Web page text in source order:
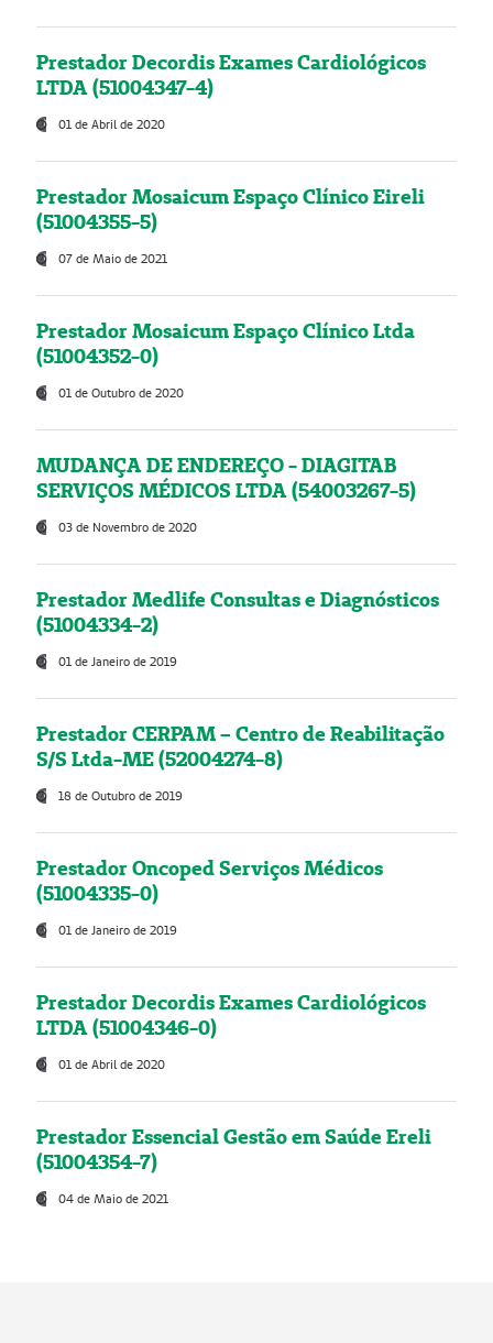
Prestador Decordis Exames Cardiológicos
LTDA (51004347-4)
01 de Abril de 2020
Prestador Mosaicum Espaço Clínico Eireli
(51004355-5)
07 de Maio de 2021
Prestador Mosaicum Espaço Clínico Ltda
(51004352-0)
01 de Outubro de 2020
MUDANÇA DE ENDEREÇO - DIAGITAB
SERVIÇOS MÉDICOS LTDA (54003267-5)
03 de Novembro de 2020
Prestador Medlife Consultas e Diagnósticos
(51004334-2)
01 de Janeiro de 2019
Prestador CERPAM – Centro de Reabilitação
S/S Ltda-ME (52004274-8)
18 de Outubro de 2019
Prestador Oncoped Serviços Médicos
(51004335-0)
01 de Janeiro de 2019
Prestador Decordis Exames Cardiológicos
LTDA (51004346-0)
01 de Abril de 2020
Prestador Essencial Gestão em Saúde Ereli
(51004354-7)
04 de Maio de 2021